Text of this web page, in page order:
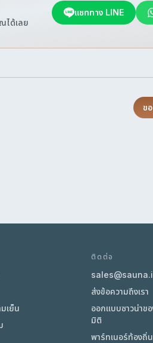
ได้เลย
แชททาง LINE
ข
เย็น
ติดต่อ
ส่งข้อความถึงเรา
ออกแบบซาวน่า
มิติ
พาร์ทเนอร์ท้องถิ่น